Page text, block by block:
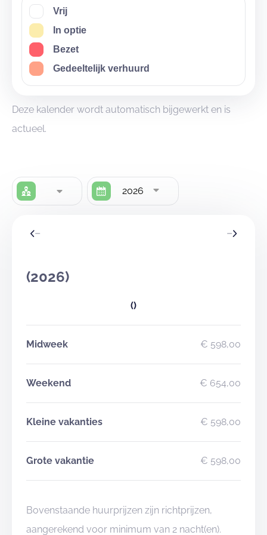
Vrij
In optie
Bezet
Gedeeltelijk verhuurd
Deze kalender wordt automatisch bijgewerkt en is
actueel.
2026
(2026)
()
Midweek € 598,00
Weekend € 654,00
Kleine vakanties € 598,00
Grote vakantie € 598,00
Bovenstaande huurprijzen zijn richtprijzen,
aangerekend voor minimum van 2 nacht(en).